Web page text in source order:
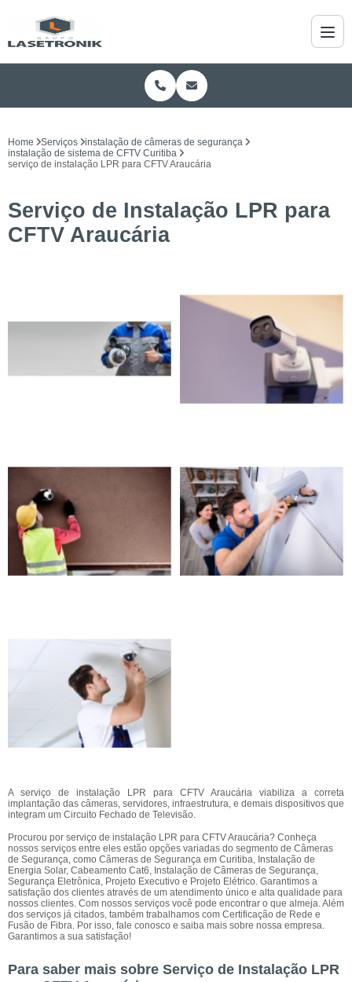
Home Serviços
instalação de câmeras de segurança
instalação de sistema de CFTV Curitiba
serviço de instalação LPR para CFTV Araucária
Serviço de Instalação LPR para
CFTV Araucária
A serviço de instalação LPR para CFTV Araucária viabiliza a correta
implantação das câmeras, servidores, infraestrutura, e demais dispositivos que
integram um Circuito Fechado de Televisão.
Procurou por serviço de instalação LPR para CFTV Araucária? Conheça
nossos serviços entre eles estão opções variadas do segmento de Câmeras
de Segurança, como Câmeras de Segurança em Curitiba, Instalação de
Energia Solar, Cabeamento Cat6, Instalação de Câmeras de Segurança,
Segurança Eletrônica, Projeto Executivo e Projeto Elétrico. Garantimos a
satisfação dos clientes através de um atendimento único e alta qualidade para
nossos clientes. Com nossos serviços você pode encontrar o que almeja. Além
dos serviços já citados, também trabalhamos com Certificação de Rede e
Fusão de Fibra. Por isso, fale conosco e saiba mais sobre nossa empresa.
Garantimos a sua satisfação!
Para saber mais sobre Serviço de Instalação LPR